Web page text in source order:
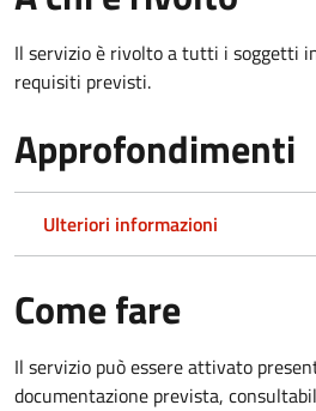
Il servizio è rivolto a tutti i soggetti
requisiti previsti.
Approfondimenti
Ulteriori informazioni
Come fare
Il servizio può essere attivato
documentazione prevista,